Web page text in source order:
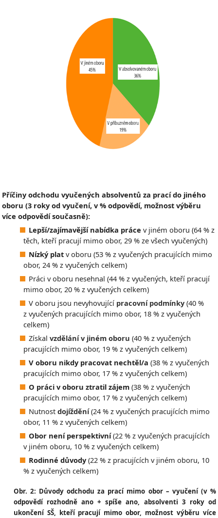
Příčiny odchodu vyučených absolventů za prací do jiného
oboru (3 roky od vyučení, v % odpovědí, možnost výběru
více odpovědí současně):
Lepší/zajímavější nabídka práce v jiném oboru (64 % z
těch, kteří pracují mimo obor, 29 % ze všech vyučených)
Nízký plat v oboru (53 % z vyučených pracujících mimo
obor, 24 % z vyučených celkem)
Práci v oboru nesehnal (44 % z vyučených, kteří pracují
mimo obor, 20 % z vyučených celkem)
V oboru jsou nevyhovující pracovní podmínky(40 %
z vyučených pracujících mimo obor, 18 % z vyučených
celkem)
Získal vzdělání v jiném oboru (40 % z vyučených
pracujících mimo obor, 19 % z vyučených celkem)
V oboru nikdy pracovat nechtěl/a (38 % z vyučených
pracujících mimo obor, 17 % z vyučených celkem)
O práci v oboru ztratil zájem (38 % z vyučených
pracujících mimo obor, 17 % z vyučených celkem)
Nutnost dojíždění(24 % z vyučených pracujících mimo
obor, 11 % z vyučených celkem)
Obor není perspektivní(22 % z vyučených pracujících
v jiném oboru, 10 % z vyučených celkem)
Rodinné důvody(22 % z pracujících v jiném oboru, 10
% z vyučených celkem)
Obr. 2: Důvody odchodu za prací mimo obor – vyučení (v %
odpovědí rozhodně ano + spíše ano, absolventi 3 roky od
ukončení SŠ, kteří pracují mimo obor, možnost výběru více